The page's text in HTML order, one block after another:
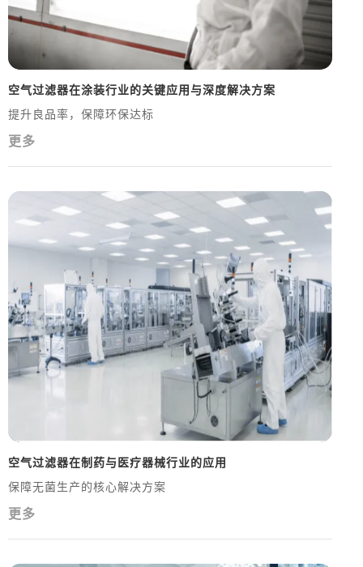
空气过滤器在涂装行业的关键应用与深度解决方案
提升良品率，保障环保达标
更多
空气过滤器在制药与医疗器械行业的应用
保障无菌生产的核心解决方案
更多